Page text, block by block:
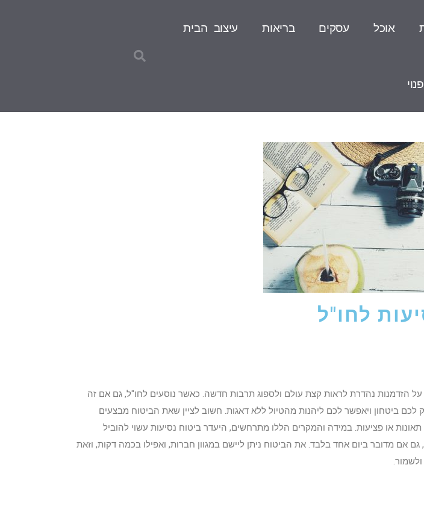
אוכל עסקים בריאות עיצוב הבית
לחו"ל
הזדמנות נהדרת לראות קצת עולם ולספוג תרבות חדשה. כאשר נוסעים לחו"ל, גם אם זה
לכם ביטחון ויאפשר לכם ליהנות מהטיול ללא דאגות. חשוב לציין שאת הביטוח מבצעים
או פציעות. במידה והמקרים הללו מתרחשים, היעדר ביטוח נסיעות עשוי להוביל
גם אם מדובר ביום אחד בלבד. את הביטוח ניתן ליישם במגוון חברות, ואפילו בכמה דקות, וזאת